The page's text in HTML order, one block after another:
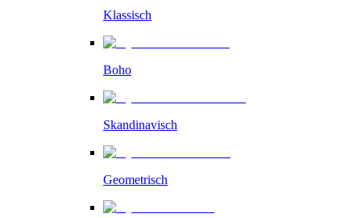
Klassisch
Boho
Skandinavisch
Geometrisch